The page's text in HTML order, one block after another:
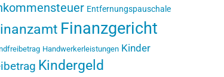
Entfernungspauschale
Finanzgericht
Handwerkerleistungen Kinder
Kindergeld